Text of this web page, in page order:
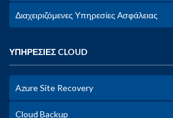
Διαχειριζόμενες Υπηρεσίες Ασφάλειας
ΥΠΗΡΕΣΙΕΣ CLOUD
Azure Site Recovery
Cloud Backup